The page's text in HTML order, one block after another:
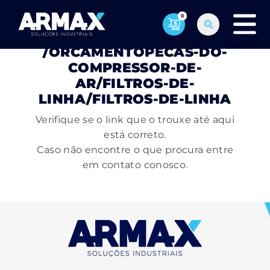
0
PÁGINA NÃO ENCONTRADA
/ORCAMENTOPECAS-DO-
COMPRESSOR-DE-
AR/FILTROS-DE-
LINHA/FILTROS-DE-LINHA
Verifique se o link que o trouxe até aqui
está correto.
Caso não encontre o que procura entre
em contato conosco.